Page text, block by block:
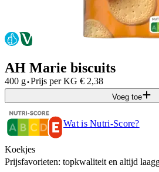
AH Marie biscuits
400 g·Prijs per KG € 2,38
Voeg toe
Wat is Nutri-Score?
Koekjes
Prijsfavorieten: topkwaliteit en altijd